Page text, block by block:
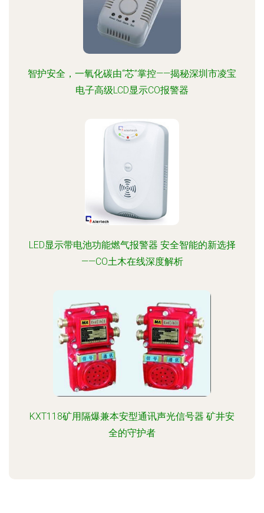
智护安全，一氧化碳由“芯”掌控——揭秘深圳市凌宝
电子高级LCD显示CO报警器
LED显示带电池功能燃气报警器 安全智能的新选择
——CO土木在线深度解析
KXT118矿用隔爆兼本安型通讯声光信号器 矿井安
全的守护者